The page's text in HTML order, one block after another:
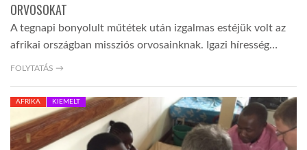
LINKTR.EE
GLOBOZSARU
DOBRAVERO.HU
ORVOSOKAT
A tegnapi bonyolult műtétek után izgalmas estéjük volt az
afrikai országban missziós orvosainknak. Igazi híresség…
FOLYTATÁS →
AFRIKA KIEMELT